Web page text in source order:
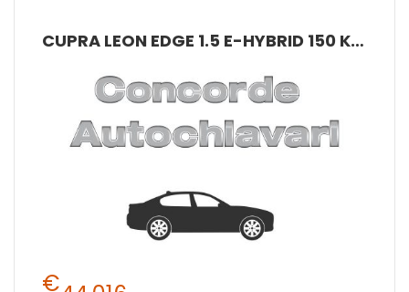
CUPRA LEON EDGE 1.5 E-HYBRID 150 KW (204 CV) PHEV DSG 6 MARCE 2WD
€